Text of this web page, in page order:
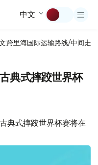
中文
跨里海国际运输路线/中间走廊
典式摔跤世界杯
典式摔跤世界杯赛将在